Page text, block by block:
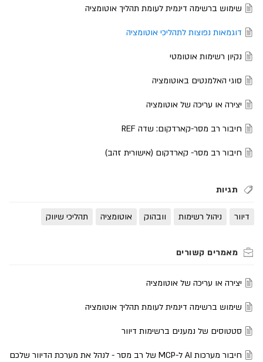
שימוש ברשימה דינמית לעומת תהליך אוטומציה
דוגמאות נפוצות לתהליכי אוטומציה
נקיון רשימות אוטומטי
סוגי האלמנטים באוטומציה
יצירה או עריכה של אוטומציה
חיבור רב מסר-קארדקום: שדה REF
חיבור רב מסר- קארדקום (אישורית זהב)
תגיות
דיוור ניהול רשימות וובהוק אוטומציה תהליכי שיווק
יצירה או עריכה של אוטומציה
שימוש ברשימה דינמית לעומת תהליך אוטומציה
סטטוסים של נמענים ברשימות דיוור
חיבור מערכות AI ל-MCP של רב מסר - לנהל את מערכת הדיוור שלכם